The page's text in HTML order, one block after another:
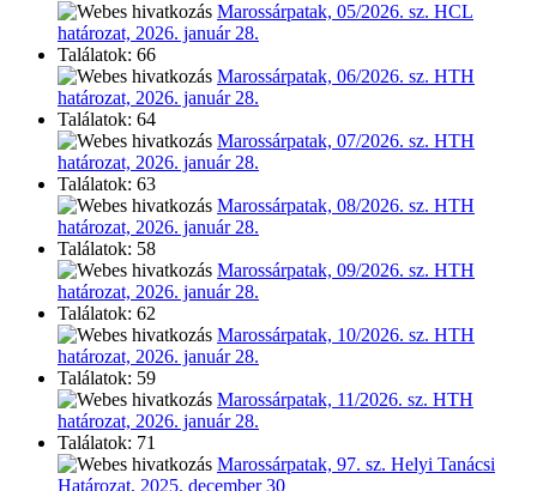
Marossárpatak, 05/2026. sz. HCL
határozat, 2026. január 28.
Találatok: 66
Marossárpatak, 06/2026. sz. HTH
határozat, 2026. január 28.
Találatok: 64
Marossárpatak, 07/2026. sz. HTH
határozat, 2026. január 28.
Találatok: 63
Marossárpatak, 08/2026. sz. HTH
határozat, 2026. január 28.
Találatok: 58
Marossárpatak, 09/2026. sz. HTH
határozat, 2026. január 28.
Találatok: 62
Marossárpatak, 10/2026. sz. HTH
határozat, 2026. január 28.
Találatok: 59
Marossárpatak, 11/2026. sz. HTH
határozat, 2026. január 28.
Találatok: 71
Marossárpatak, 97. sz. Helyi Tanácsi
Határozat, 2025. december 30